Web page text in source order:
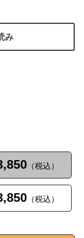
み
（税込）
（税込）